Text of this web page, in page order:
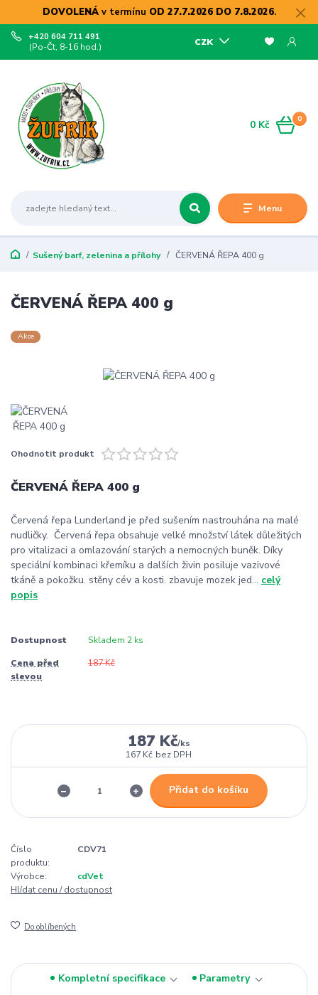
DOVOLENÁv termínu OD 27.7.2026 DO 7.8.2026.
Menu
CZK
+420 604 711 491
(Po-Čt, 8-16 hod.)
0
0 Kč
Sušený barf, zelenina a přílohy ČERVENÁ ŘEPA 400 g
ČERVENÁ ŘEPA 400 g
Akce
Ohodnotit produkt
ČERVENÁ ŘEPA 400 g
Červená řepa Lunderland je před sušením nastrouhána na malé
nudličky. Červená řepa obsahuje velké množství látek důležitých
pro vitalizaci a omlazování starých a nemocných buněk. Díky
speciální kombinaci křemíku a dalších živin posiluje vazivové
tkáně a pokožku. stěny cév a kosti. zbavuje mozek jed... celý
popis
Dostupnost Skladem 2 ks
Cena před
slevou
187 Kč
187 Kč/ks
167 Kč bez DPH
Přidat do košíku
Číslo
produktu:
CDV71
Výrobce:
cdVet
Hlídat cenu / dostupnost
Do oblíbených
Kompletní specifikace
Parametry